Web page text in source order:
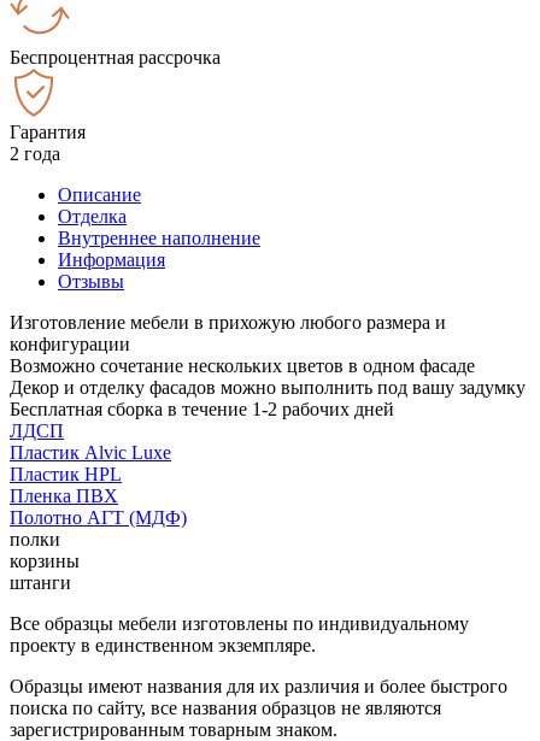
Беспроцентная рассрочка
Гарантия
2 года
Описание
Отделка
Внутреннее наполнение
Информация
Отзывы
Изготовление мебели в прихожую любого размера и
конфигурации
Возможно сочетание нескольких цветов в одном фасаде
Декор и отделку фасадов можно выполнить под вашу задумку
Бесплатная сборка в течение 1-2 рабочих дней
ЛДСП
Пластик Alvic Luxe
Пластик HPL
Пленка ПВХ
Полотно АГТ (МДФ)
полки
корзины
штанги
Все образцы мебели изготовлены по индивидуальному
проекту в единственном экземпляре.
Образцы имеют названия для их различия и более быстрого
поиска по сайту, все названия образцов не являются
зарегистрированным товарным знаком.